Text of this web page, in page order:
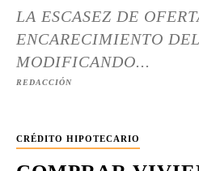
LA ESCASEZ DE
ENCARECIMIENTO
MODIFICANDO...
REDACCIÓN
CRÉDITO HIPOTECARIO